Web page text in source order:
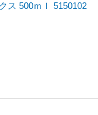
ス 500ｍｌ 5150102